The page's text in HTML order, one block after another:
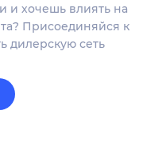
и хочешь влиять на
Присоединяйся к
дилерскую сеть